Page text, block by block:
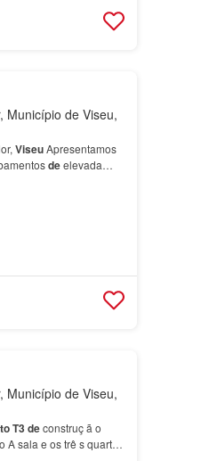
Município de Viseu,
ViseuApresentamos
deelevada
Município de Viseu,
T3deconstruç ã o
A sala e os trê s quartos